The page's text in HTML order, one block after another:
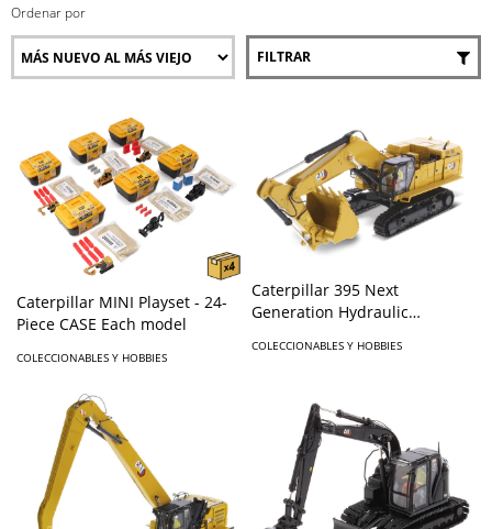
Ordenar por
FILTRAR
Caterpillar MINI Playset - 24-
Piece CASE Each model
COLECCIONABLES Y HOBBIES
Caterpillar 395 Next
Generation Hydraulic
COLECCIONABLES Y HOBBIES